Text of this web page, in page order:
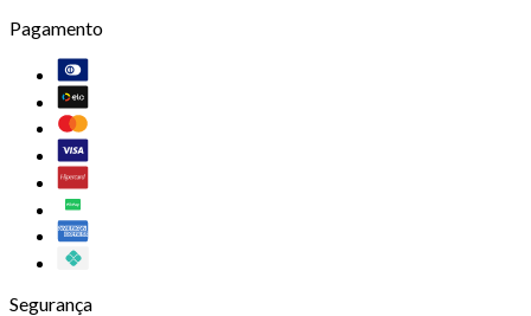
Pagamento
Segurança